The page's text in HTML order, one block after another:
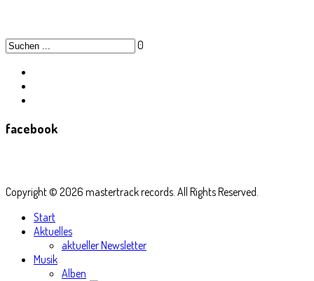
0
facebook
Copyright © 2026 mastertrack records. All Rights Reserved.
Start
Aktuelles
aktueller Newsletter
Musik
Alben